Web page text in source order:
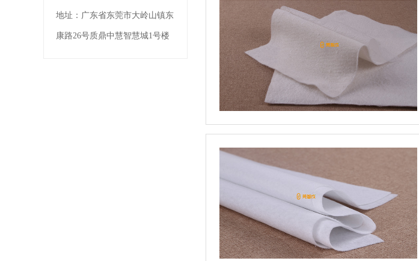
地址： 广东省东莞市大岭山镇东
康路26号质鼎中慧智慧城1号楼